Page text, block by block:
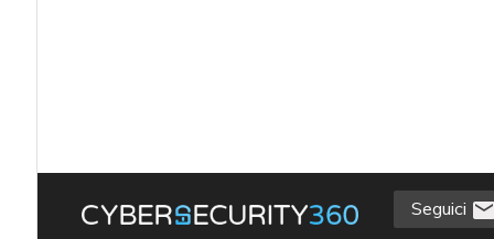
Seguici